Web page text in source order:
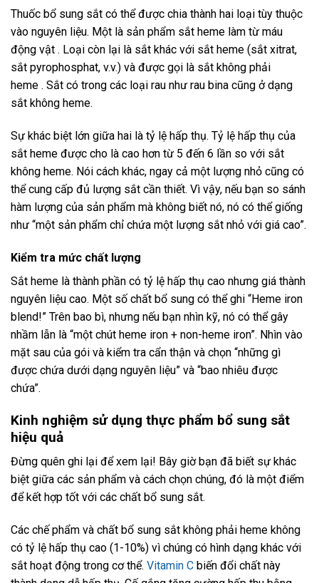
Thuốc bổ sung sắt có thể được chia thành hai loại tùy thuộc
vào nguyên liệu. Một là sản phẩm sắt heme làm từ máu
động vật . Loại còn lại là sắt khác với sắt heme (sắt xitrat,
sắt pyrophosphat, v.v.) và được gọi là sắt không phải
heme . Sắt có trong các loại rau như rau bina cũng ở dạng
sắt không heme.
Sự khác biệt lớn giữa hai là tỷ lệ hấp thụ. Tỷ lệ hấp thụ của
sắt heme được cho là cao hơn từ 5 đến 6 lần so với sắt
không heme. Nói cách khác, ngay cả một lượng nhỏ cũng có
thể cung cấp đủ lượng sắt cần thiết. Vì vậy, nếu bạn so sánh
hàm lượng của sản phẩm mà không biết nó, nó có thể giống
như “một sản phẩm chỉ chứa một lượng sắt nhỏ với giá cao”.
Kiểm tra mức chất lượng
Sắt heme là thành phần có tỷ lệ hấp thụ cao nhưng giá thành
nguyên liệu cao. Một số chất bổ sung có thể ghi “Heme iron
blend!” Trên bao bì, nhưng nếu bạn nhìn kỹ, nó có thể gây
nhầm lẫn là “một chút heme iron + non-heme iron”. Nhìn vào
mặt sau của gói và kiểm tra cẩn thận và chọn “những gì
được chứa dưới dạng nguyên liệu” và “bao nhiêu được
chứa”.
Kinh nghiệm sử dụng thực phẩm bổ sung sắt
hiệu quả
Đừng quên ghi lại để xem lại! Bây giờ bạn đã biết sự khác
biệt giữa các sản phẩm và cách chọn chúng, đó là một điểm
để kết hợp tốt với các chất bổ sung sắt.
Các chế phẩm và chất bổ sung sắt không phải heme không
có tỷ lệ hấp thụ cao (1-10%) vì chúng có hình dạng khác với
sắt hoạt động trong cơ thể. Vitamin C biến đổi chất này